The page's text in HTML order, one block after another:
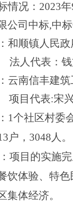
情况： 2023
公司 中标,中
和顺镇人民政
法人代表：
云南信丰建筑
项目代表:宋
1个社区村委
户，3048人。
项目 的实施
饮体验、特
集体经济。